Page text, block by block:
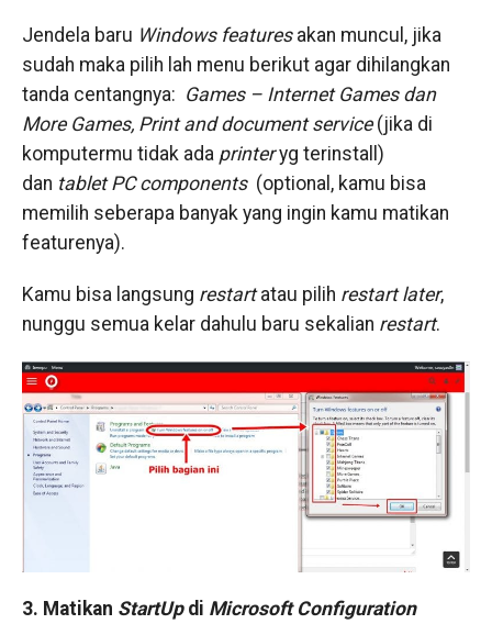
Jendela baru Windows featuresakan muncul, jika
sudah maka pilih lah menu berikut agar dihilangkan
tanda centangnya: Games – Internet Games dan
More Games, Print and document service(jika di
komputermu tidak ada printeryg terinstall)
dan tablet PC components(optional, kamu bisa
memilih seberapa banyak yang ingin kamu matikan
featurenya).
Kamu bisa langsung restartatau pilih restart later,
nunggu semua kelar dahulu baru sekalian restart.
3. Matikan StartUp di Microsoft Configuration